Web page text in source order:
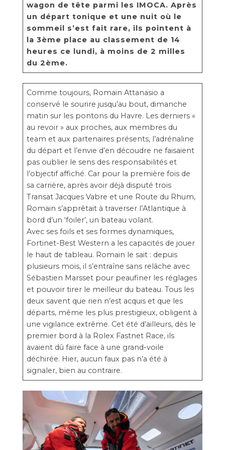
wagon de tête parmi les IMOCA. Après
un départ tonique et une nuit où le
sommeil s’est fait rare, ils pointent à
la 3ème place au classement de 14
heures ce lundi, à moins de 2 milles
du 2ème.
Comme toujours, Romain Attanasio a
conservé le sourire jusqu’au bout, dimanche
matin sur les pontons du Havre. Les derniers «
au revoir » aux proches, aux membres du
team et aux partenaires présents, l’adrénaline
du départ et l’envie d’en découdre ne faisaient
pas oublier le sens des responsabilités et
l’objectif affiché. Car pour la première fois de
sa carrière, après avoir déjà disputé trois
Transat Jacques Vabre et une Route du Rhum,
Romain s’apprêtait à traverser l’Atlantique à
bord d’un ‘foiler’, un bateau volant.
Avec ses foils et ses formes dynamiques,
Fortinet-Best Western a les capacités de jouer
le haut de tableau. Romain le sait : depuis
plusieurs mois, il s’entraîne sans relâche avec
Sébastien Marsset pour peaufiner les réglages
et pouvoir tirer le meilleur du bateau. Tous les
deux savent que rien n’est acquis et que les
départs, même les plus prestigieux, obligent à
une vigilance extrême. Cet été d’ailleurs, dès le
premier bord à la Rolex Fastnet Race, ils
avaient dû faire face à une grand-voile
déchirée. Hier, aucun faux pas n’a été à
signaler, bien au contraire.